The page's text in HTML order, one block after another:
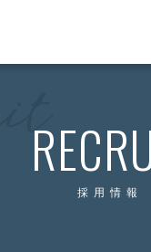
採用情報
SERVICE サ
運営HRメディア